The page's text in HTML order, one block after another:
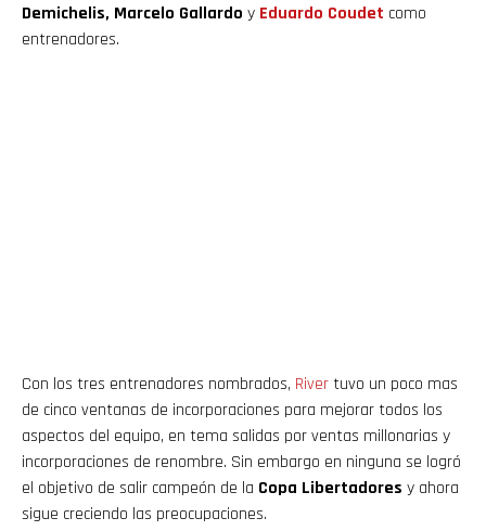
Demichelis, Marcelo Gallardo y Eduardo Coudet como
entrenadores.
Con los tres entrenadores nombrados, Rivertuvo un poco mas
de cinco ventanas de incorporaciones para mejorar todos los
aspectos del equipo, en tema salidas por ventas millonarias y
incorporaciones de renombre. Sin embargo en ninguna se logró
el objetivo de salir campeón de la Copa Libertadores y ahora
sigue creciendo las preocupaciones.